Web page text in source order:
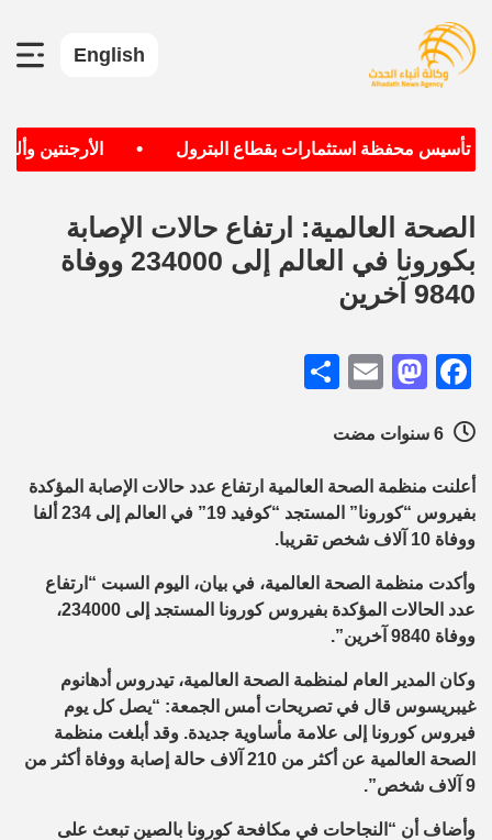
English
تأسيس محفظة استثمارات بقطاع البترول الأرجنتين
الصحة العالمية: ارتفاع حالات الإصابة
بكورونا في العالم إلى 234000 ووفاة
9840 آخرين
Facebook
Mastodon
Email
أعلنت منظمة الصحة العالمية ارتفاع عدد حالات الإصابة المؤكدة
بفيروس “كورونا” المستجد “كوفيد 19” في العالم إلى 234 ألفا
ووفاة 10 آلاف شخص تقريبا.
وأكدت منظمة الصحة العالمية، في بيان، اليوم السبت “ارتفاع
عدد الحالات المؤكدة بفيروس كورونا المستجد إلى 234000،
ووفاة 9840 آخرين”.
وكان المدير العام لمنظمة الصحة العالمية، تيدروس أدهانوم
غيبريسوس قال في تصريحات أمس الجمعة: “يصل كل يوم
فيروس كورونا إلى علامة مأساوية جديدة. وقد أبلغت منظمة
الصحة العالمية عن أكثر من 210 آلاف حالة إصابة ووفاة أكثر من
9 آلاف شخص”.
وأضاف أن “النجاحات في مكافحة كورونا بالصين تبعث على